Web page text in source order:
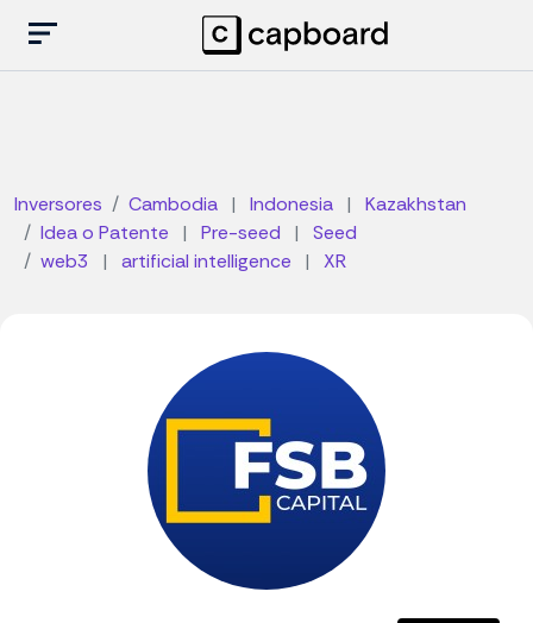
Inversores Cambodia | Indonesia |
Kazakhstan
Idea o Patente
| Pre-seed |
Seed
web3
| artificial intelligence | XR